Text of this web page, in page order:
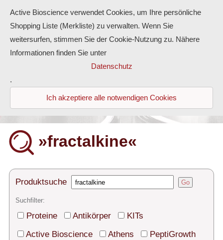
Antikörper
ELISA-Kits
Diaclone Produkte
Home
Produkte
Kontakt
»fractalkine«
Produktsuche Go
Suchfilter:
Proteine Antikörper
KITs
Active Bioscience
Athens
PeptiGrowth
Active Bioscience verwendet Cookies, um Ihre persönliche
Shopping Liste (Merkliste) zu verwalten. Wenn Sie
weitersurfen, stimmen Sie der Cookie-Nutzung zu. Nähere
Informationen finden Sie unter
Datenschutz
.
Ich akzeptiere alle notwendigen Cookies